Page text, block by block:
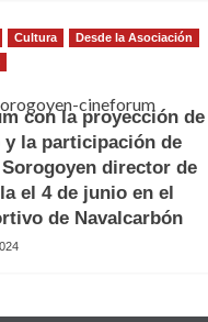
Cultura
Desde la Asociación
con la proyección de
y la participación de
director de
el 4 de junio en el
de Navalcarbón